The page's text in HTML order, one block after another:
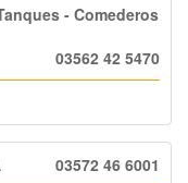
- Comederos
03562 42 5470
03572 46 6001